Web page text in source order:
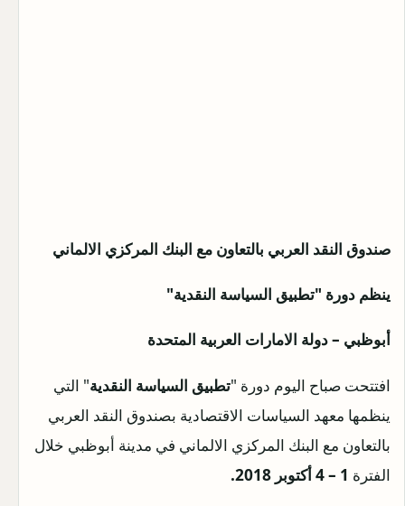
صندوق النقد العربي بالتعاون مع البنك المركزي الالماني
ينظم دورة "تطبيق السياسة النقدية"
أبوظبي – دولة الامارات العربية المتحدة
افتتحت صباح اليوم دورة "تطبيق السياسة النقدية" التي
ينظمها معهد السياسات الاقتصادية بصندوق النقد العربي
بالتعاون مع البنك المركزي الالماني في مدينة أبوظبي خلال
الفترة 1 – 4 أكتوبر 2018.